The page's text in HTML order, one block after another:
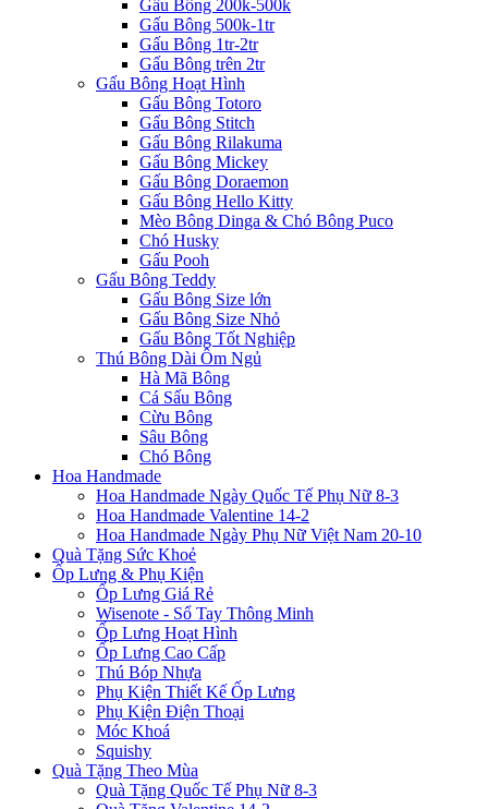
Gấu Bông 200k-500k
Gấu Bông 500k-1tr
Gấu Bông 1tr-2tr
Gấu Bông trên 2tr
Gấu Bông Hoạt Hình
Gấu Bông Totoro
Gấu Bông Stitch
Gấu Bông Rilakuma
Gấu Bông Mickey
Gấu Bông Doraemon
Gấu Bông Hello Kitty
Mèo Bông Dinga & Chó Bông Puco
Chó Husky
Gấu Pooh
Gấu Bông Teddy
Gấu Bông Size lớn
Gấu Bông Size Nhỏ
Gấu Bông Tốt Nghiệp
Thú Bông Dài Ôm Ngủ
Hà Mã Bông
Cá Sấu Bông
Cừu Bông
Sâu Bông
Chó Bông
Hoa Handmade
Hoa Handmade Ngày Quốc Tế Phụ Nữ 8-3
Hoa Handmade Valentine 14-2
Hoa Handmade Ngày Phụ Nữ Việt Nam 20-10
Quà Tặng Sức Khoẻ
Ốp Lưng & Phụ Kiện
Ốp Lưng Giá Rẻ
Wisenote - Sổ Tay Thông Minh
Ốp Lưng Hoạt Hình
Ốp Lưng Cao Cấp
Thú Bóp Nhựa
Phụ Kiện Thiết Kế Ốp Lưng
Phụ Kiện Điện Thoại
Móc Khoá
Squishy
Quà Tặng Theo Mùa
Quà Tặng Quốc Tế Phụ Nữ 8-3